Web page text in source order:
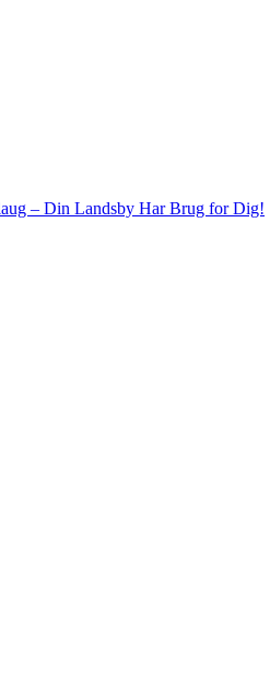
– Din Landsby Har Brug for Dig!